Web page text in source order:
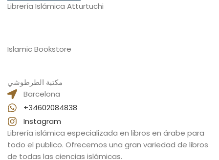
Librería Islámica Atturtuchi
Islamic Bookstore
مكتبة الطرطوشي
Barcelona
+34602084838
Instagram
Librería islámica especializada en libros en árabe para
todo el publico. Ofrecemos una gran variedad de libros
de todas las ciencias islámicas.